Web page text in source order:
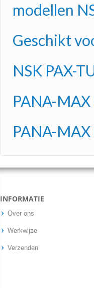
modellen
Geschikt
NSK PAX-
PANA-
PANA-MAX
INFORMATIE
Over ons
Werkwijze
Verzenden